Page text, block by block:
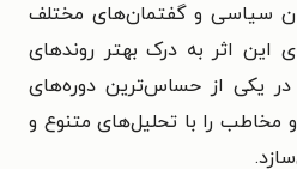
سیاسی و گفتمان‌های مختلف
این اثر به درک بهتر روندهای
یکی از حساس‌ترین دوره‌های
را با تحلیل‌های متنوع و